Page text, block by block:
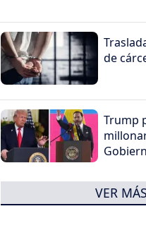
de
Trump
VER